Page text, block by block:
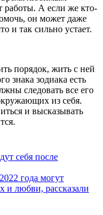
работы. А если же кто-
он может даже
и так сильно устает.
порядок, жить с ней
знака зодиака есть
следовать все его
из себя.
и высказывать
себя после
года могут
и любви, рассказали